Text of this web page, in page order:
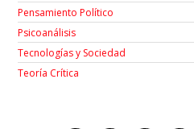
Pensamiento Político
Psicoanálisis
Tecnologías y Sociedad
Teoría Crítica